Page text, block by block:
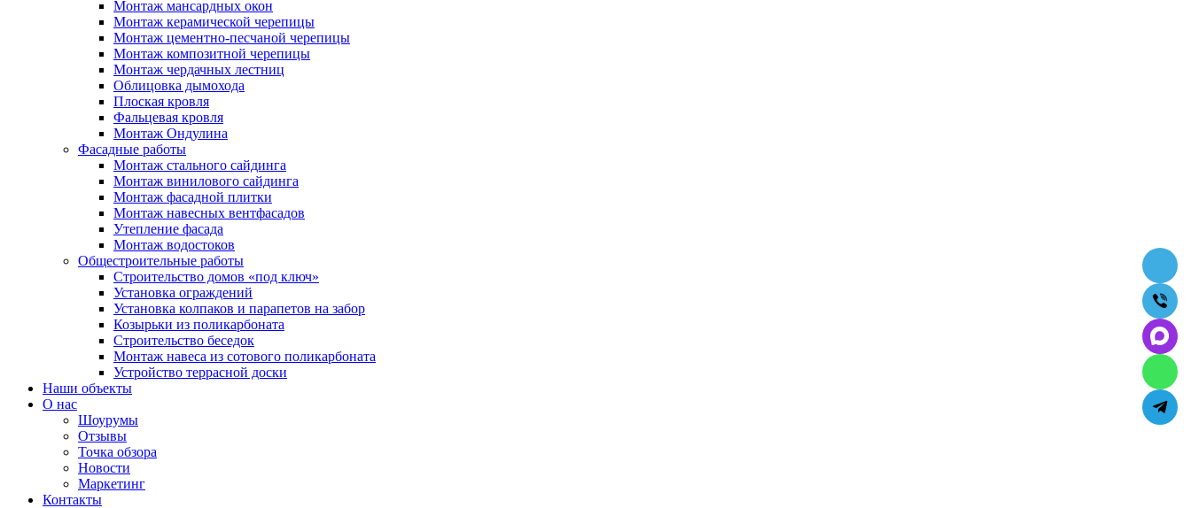
Монтаж мансардных окон
Монтаж керамической черепицы
Монтаж цементно-песчаной черепицы
Монтаж композитной черепицы
Монтаж чердачных лестниц
Облицовка дымохода
Плоская кровля
Фальцевая кровля
Монтаж Ондулина
Фасадные работы
Монтаж стального сайдинга
Монтаж винилового сайдинга
Монтаж фасадной плитки
Монтаж навесных вентфасадов
Утепление фасада
Монтаж водостоков
Общестроительные работы
Строительство домов «под ключ»
Установка ограждений
Установка колпаков и парапетов на забор
Козырьки из поликарбоната
Строительство беседок
Монтаж навеса из сотового поликарбоната
Устройство террасной доски
Наши объекты
О нас
Шоурумы
Отзывы
Точка обзора
Новости
Маркетинг
Контакты